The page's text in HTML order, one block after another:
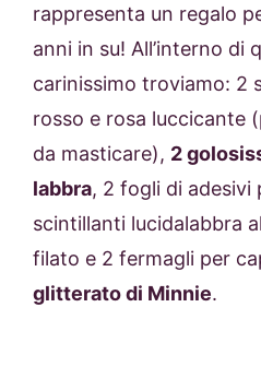
rappresenta un regalo
anni in su! All’interno di
carinissimo troviamo: 2
rosso e rosa luccicante
da masticare), 2
labbra, 2 fogli di adesivi
scintillanti lucidalabbra
filato e 2 fermagli per
glitterato di Minnie.